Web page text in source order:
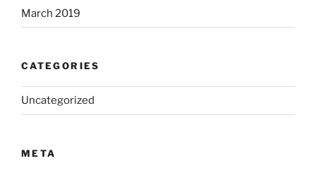
March 2019
CATEGORIES
Uncategorized
META